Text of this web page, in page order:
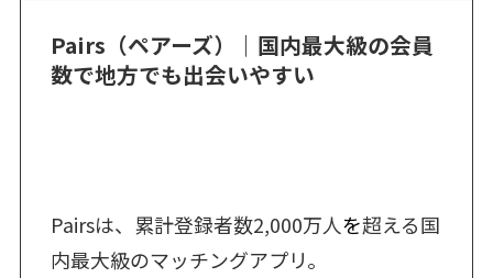
Pairs（ペアーズ）｜国内最大級の会員
数で地方でも出会いやすい
Pairsは、累計登録者数2,000万人を超える国
内最大級のマッチングアプリ。